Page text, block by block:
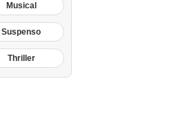
Musical
Suspenso
Thriller